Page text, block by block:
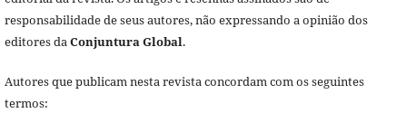
responsabilidade de seus autores, não expressando a opinião dos
editores daConjuntura Global.
Autores que publicam nesta revista concordam com os seguintes
termos: